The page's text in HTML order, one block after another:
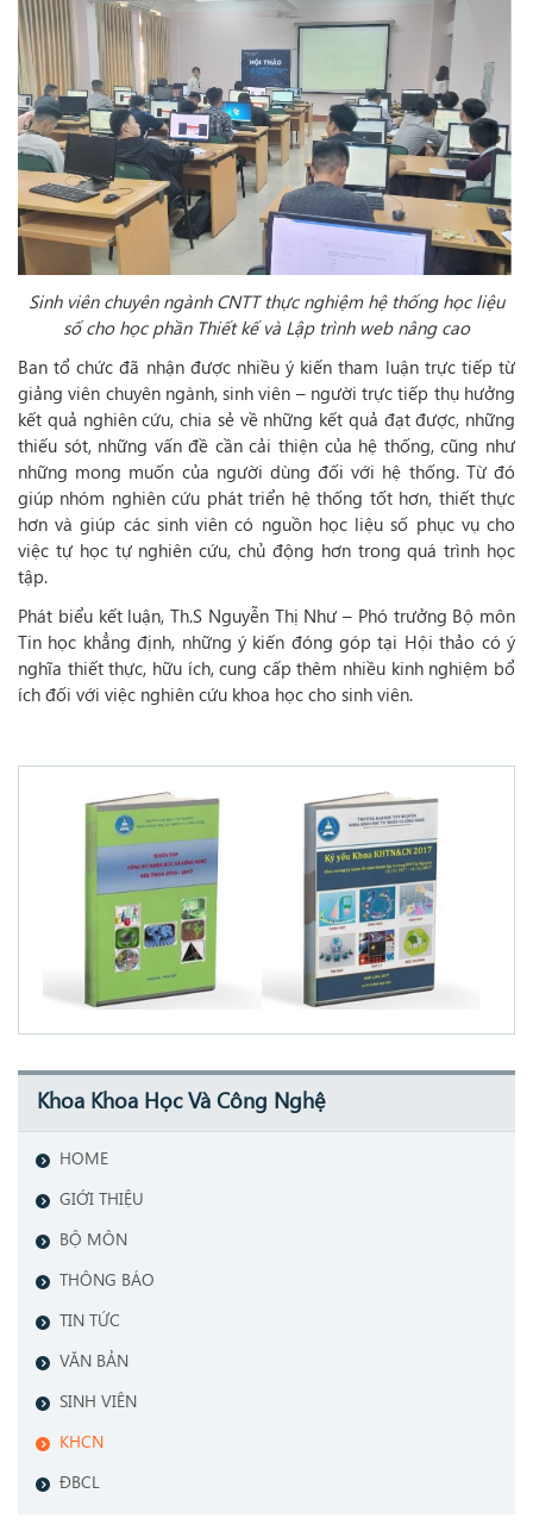
Sinh viên chuyên ngành CNTT thực nghiệm hệ thống học liệu
số cho học phần Thiết kế và Lập trình web nâng cao
Ban tổ chức đã nhận được nhiều ý kiến tham luận trực tiếp từ
giảng viên chuyên ngành, sinh viên – người trực tiếp thụ hưởng
kết quả nghiên cứu, chia sẻ về những kết quả đạt được, những
thiếu sót, những vấn đề cần cải thiện của hệ thống, cũng như
những mong muốn của người dùng đối với hệ thống. Từ đó
giúp nhóm nghiên cứu phát triển hệ thống tốt hơn, thiết thực
hơn và giúp các sinh viên có nguồn học liệu số phục vụ cho
việc tự học tự nghiên cứu, chủ động hơn trong quá trình học
tập.
Phát biểu kết luận, Th.S Nguyễn Thị Như – Phó trưởng Bộ môn
Tin học khẳng định, những ý kiến đóng góp tại Hội thảo có ý
nghĩa thiết thực, hữu ích, cung cấp thêm nhiều kinh nghiệm bổ
ích đối với việc nghiên cứu khoa học cho sinh viên.
Khoa Khoa Học Và Công Nghệ
HOME
GIỚI THIỆU
BỘ MÔN
THÔNG BÁO
TIN TỨC
VĂN BẢN
SINH VIÊN
KHCN
ĐBCL